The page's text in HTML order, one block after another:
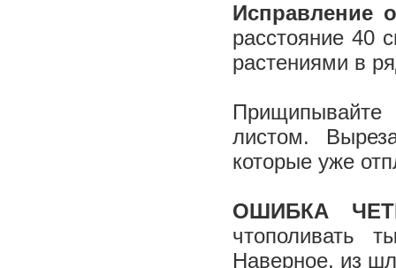
Исправление
расстояние 40
растениями в
листом.
которые уже
ОШИБКА
чтополивать
Наверное, из